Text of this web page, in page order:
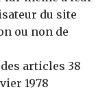
du site
ou non de
articles 38
1978